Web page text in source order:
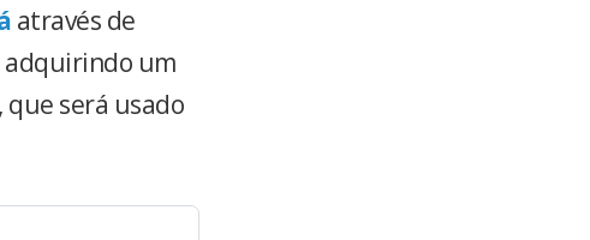
através de
adquirindo um
será usado